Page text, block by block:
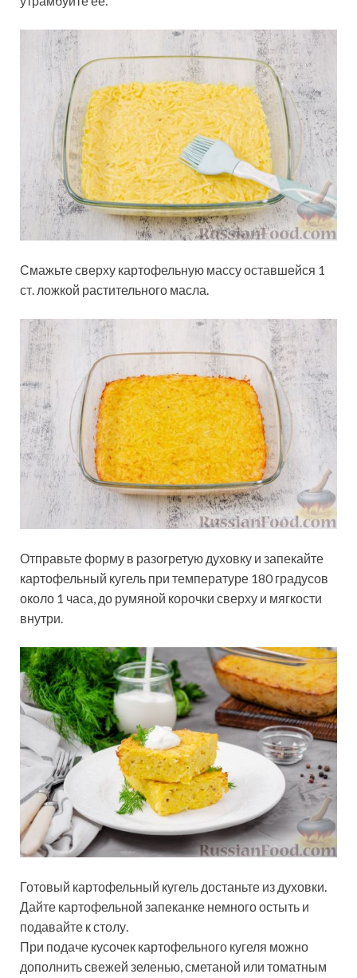
Смажьте сверху картофельную массу оставшейся 1
ст. ложкой растительного масла.
Отправьте форму в разогретую духовку и запекайте
картофельный кугель при температуре 180 градусов
около 1 часа, до румяной корочки сверху и мягкости
внутри.
Готовый картофельный кугель достаньте из духовки.
Дайте картофельной запеканке немного остыть и
подавайте к столу.
При подаче кусочек картофельного кугеля можно
дополнить свежей зеленью, сметаной или томатным